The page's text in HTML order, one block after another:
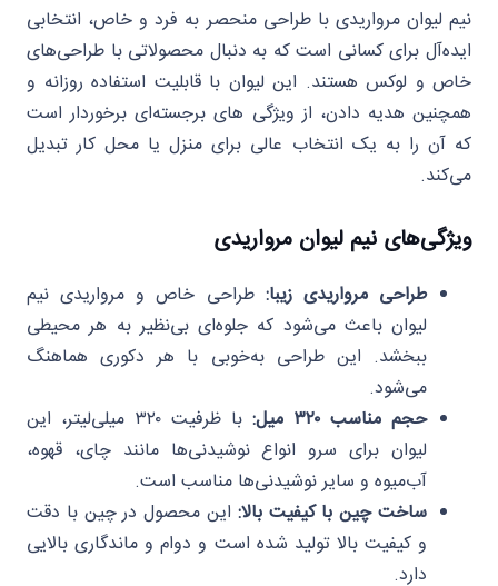
نیم لیوان مرواریدی با طراحی منحصر به فرد و خاص، انتخابی
ایده‌آل برای کسانی است که به دنبال محصولاتی با طراحی‌های
خاص و لوکس هستند. این لیوان با قابلیت استفاده روزانه و
همچنین هدیه دادن، از ویژگی‌ های برجسته‌ای برخوردار است
که آن را به یک انتخاب عالی برای منزل یا محل کار تبدیل
می‌کند.
ویژگی‌های نیم لیوان مرواریدی
طراحی مرواریدی زیبا: طراحی خاص و مرواریدی نیم
لیوان باعث می‌شود که جلوه‌ای بی‌نظیر به هر محیطی
ببخشد. این طراحی به‌خوبی با هر دکوری هماهنگ
می‌شود.
حجم مناسب ۳۲۰ میل:
با ظرفیت ۳۲۰ میلی‌لیتر، این
لیوان برای سرو انواع نوشیدنی‌ها مانند چای، قهوه،
آب‌میوه و سایر نوشیدنی‌ها مناسب است.
ساخت چین با کیفیت بالا: این محصول در چین با دقت
و کیفیت بالا تولید شده است و دوام و ماندگاری بالایی
دارد.